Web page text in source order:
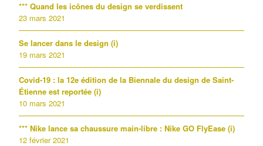
*** Quand les icônes du design se verdissent
23 mars 2021
Se lancer dans le design (i)
19 mars 2021
Covid-19 : la 12e édition de la Biennale du design de Saint-
Étienne est reportée (i)
10 mars 2021
*** Nike lance sa chaussure main-libre : Nike GO FlyEase (i)
12 février 2021